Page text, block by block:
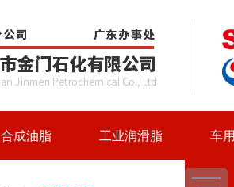
合成油脂 工业润滑脂 车